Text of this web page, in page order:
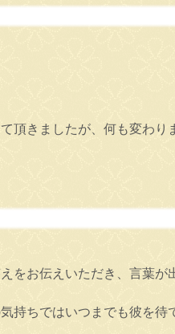
きましたが、何も変わり
お伝えいただき、言葉が
持ちではいつまでも彼を